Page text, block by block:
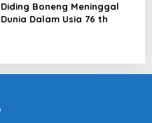
Diding Boneng Meninggal
Dunia Dalam Usia 76 th